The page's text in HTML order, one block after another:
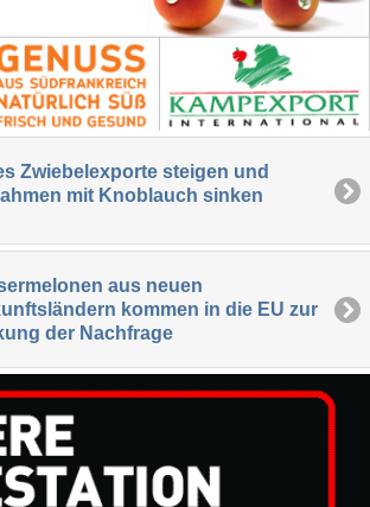
Zwiebelexporte steigen und
mit Knoblauch sinken
aus neuen
kommen in die EU zur
der Nachfrage